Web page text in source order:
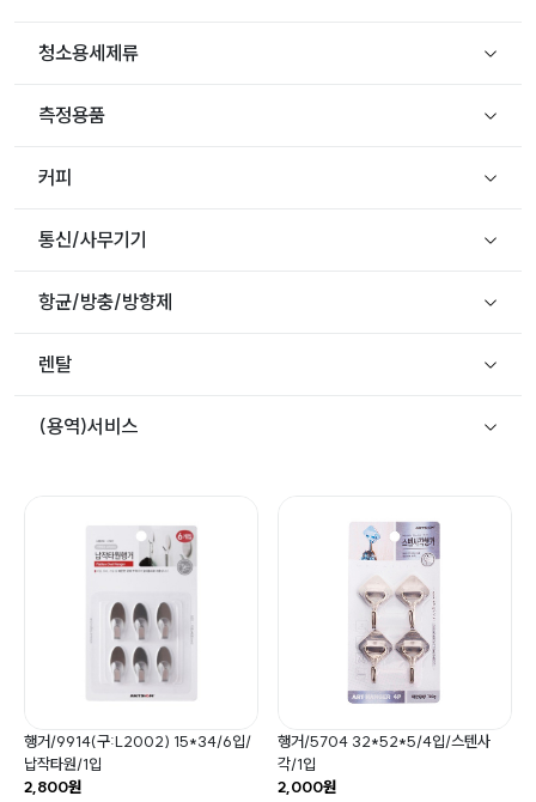
청소용세제류
측정용품
커피
통신/사무기기
항균/방충/방향제
렌탈
(용역)서비스
행거/9914(구:L2002) 15*34/6입/
납작타원/1입
2,800원
행거/5704 32*52*5/4입/스텐사
각/1입
2,000원